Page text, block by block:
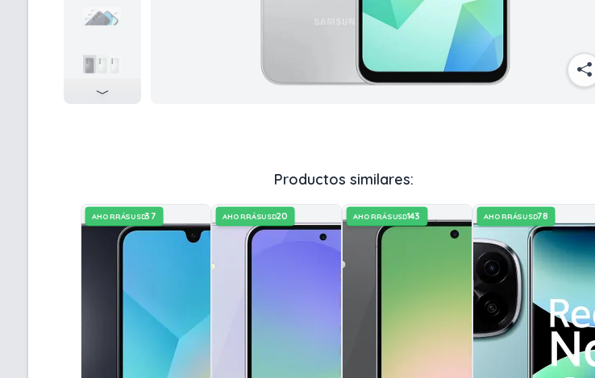
Productos similares:
AHORRÁSUSD37 AHORRÁSUSD20 AHORRÁSUSD143 AHORRÁSUSD78